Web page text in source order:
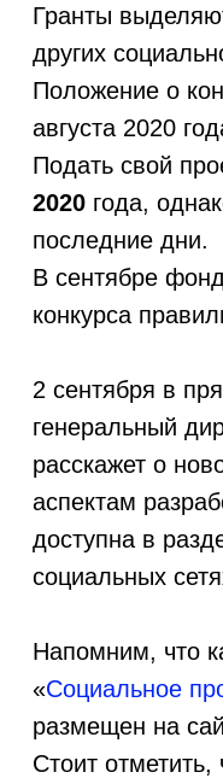
Гранты
других
Положение о
августа 2020
Подать свой
2020 года,
последние дни.
В сентябре
конкурса
2 сентября в
генеральный
расскажет о
аспектам
доступна в
социальных
Напомним, что
«Социальное
размещен на
Стоит